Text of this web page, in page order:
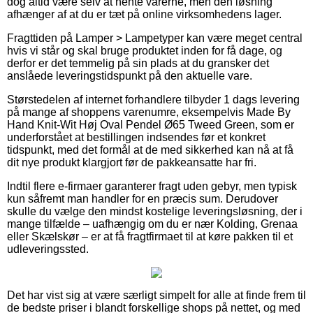
afhænger af at du er tæt på online virksomhedens lager.
Fragttiden på Lamper > Lampetyper kan være meget central
hvis vi står og skal bruge produktet inden for få dage, og
derfor er det temmelig på sin plads at du gransker det
anslåede leveringstidspunkt på den aktuelle vare.
Størstedelen af internet forhandlere tilbyder 1 dags levering
på mange af shoppens varenumre, eksempelvis Made By
Hand Knit-Wit Høj Oval Pendel Ø65 Tweed Green, som er
underforstået at bestillingen indsendes før et konkret
tidspunkt, med det formål at de med sikkerhed kan nå at få
dit nye produkt klargjort før de pakkeansatte har fri.
Indtil flere e-firmaer garanterer fragt uden gebyr, men typisk
kun såfremt man handler for en præcis sum. Derudover
skulle du vælge den mindst kostelige leveringsløsning, der i
mange tilfælde – uafhængig om du er nær Kolding, Grenaa
eller Skælskør – er at få fragtfirmaet til at køre pakken til et
udleveringssted.
Det har vist sig at være særligt simpelt for alle at finde frem til
de bedste priser i blandt forskellige shops på nettet, og med